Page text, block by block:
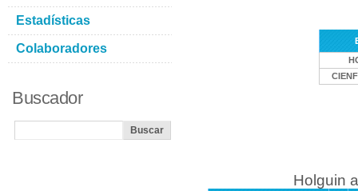
Holguin
Estadísticas
Colaboradores
Buscador